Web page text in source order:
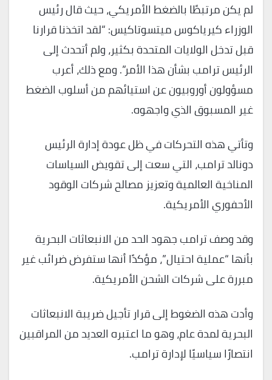
لم يكن مرتبطًا بالضغط الأمريكي، حيث قال رئيس
الوزراء كيرياكوس ميتسوتاكيس: “لقد اتخذنا قرارنا
قبل تدخل الولايات المتحدة بكثير، ولم أتحدث إلى
الرئيس ترامب بشأن هذا الأمر”. ومع ذلك، أعرب
مسؤولون أوروبيون عن استيائهم من أسلوب الضغط
غير المسبوق الذي واجهوه.
وتأتي هذه التحركات في ظل عودة إدارة الرئيس
دونالد ترامب، التي سعت إلى تقويض السياسات
المناخية العالمية وتعزيز مصالح شركات الوقود
الأحفوري الأمريكية.
وقد وصف ترامب جهود الحد من الانبعاثات البحرية
بأنها “عملية احتيال”، مؤكدًا أنها ستفرض ضرائب غير
مبررة على شركات الشحن الأمريكية.
وأدت هذه الضغوط إلى قرار تأجيل ضريبة الانبعاثات
البحرية لمدة عام، وهو ما اعتبره العديد من المراقبين
انتصارًا سياسيًا لإدارة ترامب.